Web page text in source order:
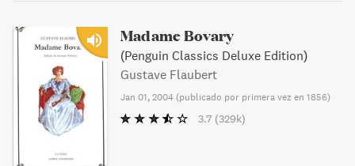
Madame Bovary
(Penguin Classics Deluxe Edition)
Gustave Flaubert
Jan 01, 2004 (publicado por primera vez en 1856)
3.7 (329k)